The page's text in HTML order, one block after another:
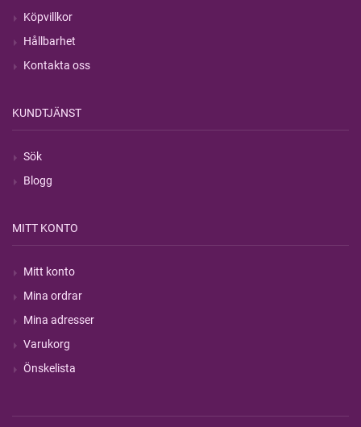
Köpvillkor
Hållbarhet
Kontakta oss
KUNDTJÄNST
Sök
Blogg
MITT KONTO
Mitt konto
Mina ordrar
Mina adresser
Varukorg
Önskelista